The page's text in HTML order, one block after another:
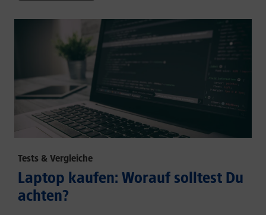
Tests & Vergleiche
Laptop kaufen: Worauf solltest Du
achten?